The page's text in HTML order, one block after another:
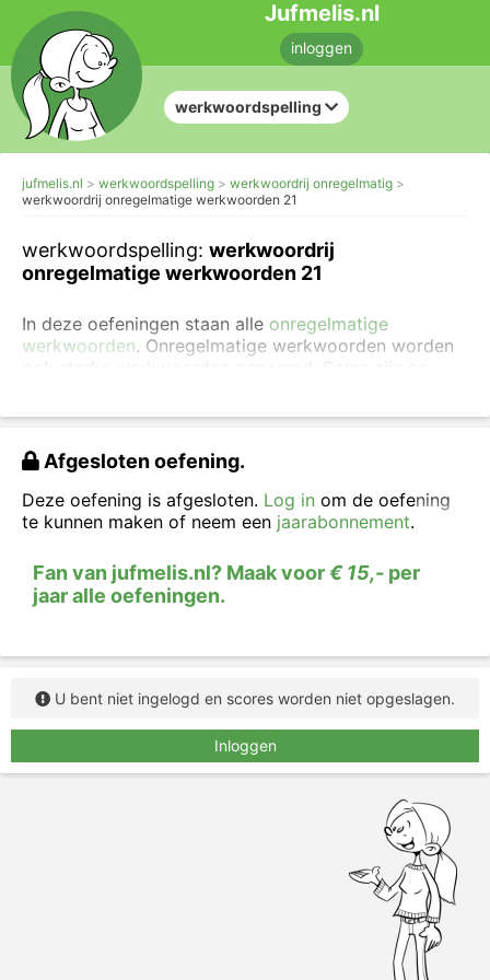
Jufmelis.nl
inloggen
werkwoordspelling
jufmelis.nl werkwoordspelling
werkwoordrij onregelmatig
werkwoordrij onregelmatige werkwoorden 21
werkwoordspelling: werkwoordrij
onregelmatige werkwoorden 21
In deze oefeningen staan alle onregelmatige
werkwoorden. Onregelmatige werkwoorden worden
Is deze oefening te makkelijk voor je? Ga dan direct
naar de oefeningen voorhet toepassen van de
werkwoordspelling.
In het schema vul je steeds de juiste vorm van het
Afgesloten oefening.
Deze oefening is afgesloten. Log in om de oefening
te kunnen maken of neem een jaarabonnement.
Fan van jufmelis.nl? Maak voor€ 15,- per
jaar alle oefeningen.
U bent niet ingelogd en scores worden niet opgeslagen.
Inloggen